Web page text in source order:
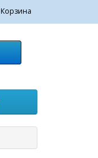
Корзина